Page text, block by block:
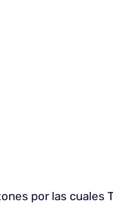
por las cuales